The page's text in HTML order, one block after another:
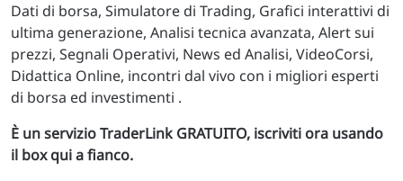
Dati di borsa, Simulatore di Trading, Grafici interattivi di
ultima generazione, Analisi tecnica avanzata, Alert sui
prezzi, Segnali Operativi, News ed Analisi, VideoCorsi,
Didattica Online, incontri dal vivo con i migliori esperti
di borsa ed investimenti .
È un servizio TraderLink GRATUITO, iscriviti ora usando
il box qui a fianco.